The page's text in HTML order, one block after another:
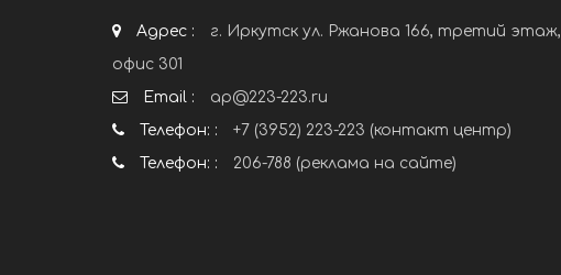
Адрес :
г. Иркутск ул. Ржанова 166, третий этаж,
офис 301
Email :
ap@223-223.ru
Телефон: :
+7 (3952) 223-223 (контакт центр)
Телефон: :
206-788 (реклама на сайте)